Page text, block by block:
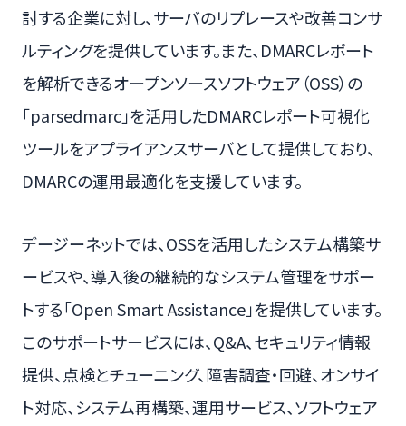
討する企業に対し、サーバのリプレースや改善コンサ
ルティングを提供しています。また、DMARCレポート
を解析できるオープンソースソフトウェア（OSS）の
「parsedmarc」を活用したDMARCレポート可視化
ツールをアプライアンスサーバとして提供しており、
DMARCの運用最適化を支援しています。
デージーネットでは、OSSを活用したシステム構築サ
ービスや、導入後の継続的なシステム管理をサポー
トする「Open Smart Assistance」を提供しています。
このサポートサービスには、Q&A、セキュリティ情報
提供、点検とチューニング、障害調査・回避、オンサイ
ト対応、システム再構築、運用サービス、ソフトウェア